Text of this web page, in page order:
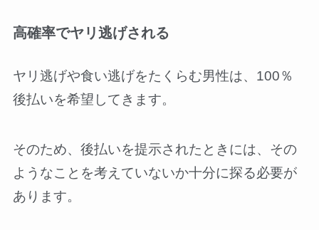
高確率でヤリ逃げされる
ヤリ逃げや食い逃げをたくらむ男性は、100％
後払いを希望してきます。
そのため、後払いを提示されたときには、その
ようなことを考えていないか十分に探る必要が
あります。